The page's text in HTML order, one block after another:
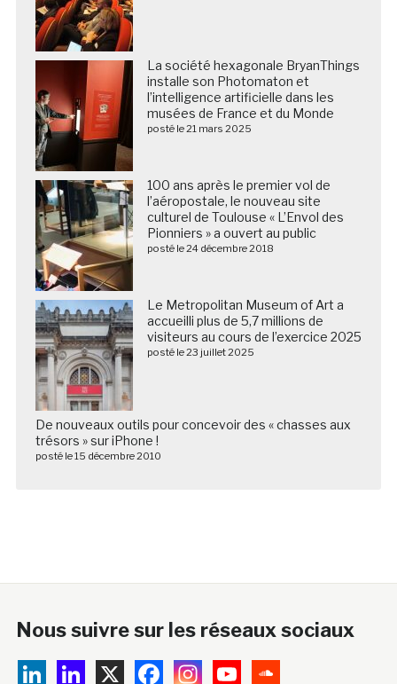
La société hexagonale BryanThings
installe son Photomaton et
l’intelligence artificielle dans les
musées de France et du Monde
posté le 21 mars 2025
100 ans après le premier vol de
l’aéropostale, le nouveau site
culturel de Toulouse « L’Envol des
Pionniers » a ouvert au public
posté le 24 décembre 2018
Le Metropolitan Museum of Art a
accueilli plus de 5,7 millions de
visiteurs au cours de l’exercice 2025
posté le 23 juillet 2025
De nouveaux outils pour concevoir des « chasses aux
trésors » sur iPhone !
posté le 15 décembre 2010
Nous suivre sur les réseaux sociaux